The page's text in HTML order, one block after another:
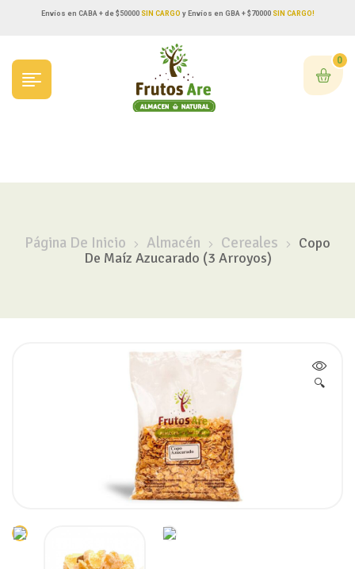
Envíos en CABA + de $50000SIN CARGO y Envíos en GBA + $70000 SIN CARGO!
0
Página De Inicio Almacén Cereales
Copo
De Maíz Azucarado (3 Arroyos)
🔍